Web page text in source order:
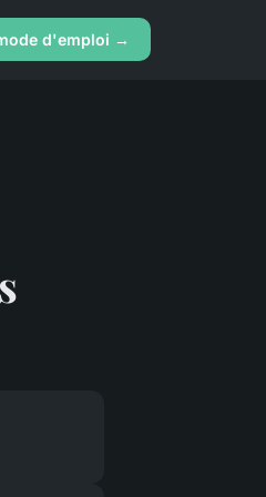
d'emploi →